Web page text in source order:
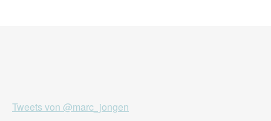
Tweets von @marc_jongen